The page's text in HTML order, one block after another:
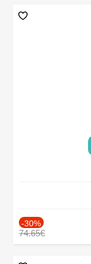
-30%
74.65€